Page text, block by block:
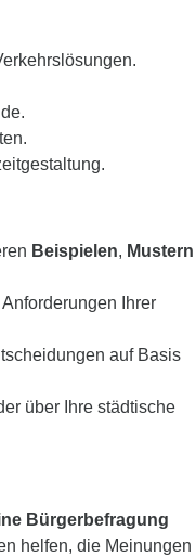
Beispielen, Mustern
Ihrer
auf Basis
über Ihre städtische
Bürgerbefragung
helfen, die Meinungen